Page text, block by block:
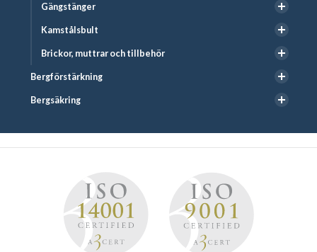
Gängstänger
Kamstålsbult
Brickor, muttrar och tillbehör
Bergförstärkning
Bergsäkring